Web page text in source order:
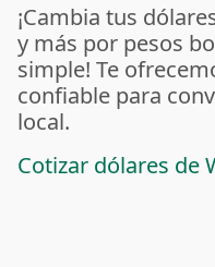
¡Cambia tus
y más por pesos
simple! Te
confiable para
local.
Cotizar dólares de